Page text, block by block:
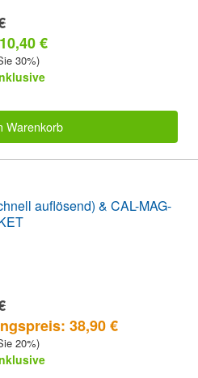
€
30%)
Warenkorb
auflösend) & CAL-MAG-
38,90 €
20%)